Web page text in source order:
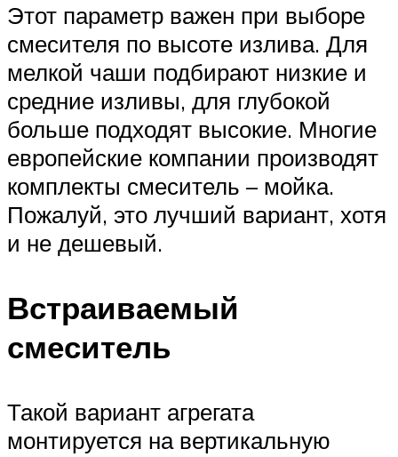
Этот параметр важен при выборе
смесителя по высоте излива. Для
мелкой чаши подбирают низкие и
средние изливы, для глубокой
больше подходят высокие. Многие
европейские компании производят
комплекты смеситель – мойка.
Пожалуй, это лучший вариант, хотя
и не дешевый.
Встраиваемый
смеситель
Такой вариант агрегата
монтируется на вертикальную